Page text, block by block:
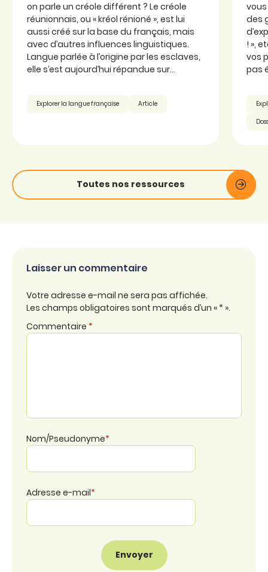
on parle un créole différent ? Le créole
réunionnais, ou « kréol rénioné », est lui
aussi créé sur la base du français, mais
avec d’autres influences linguistiques.
Langue parlée à l’origine par les esclaves,
elle s’est aujourd’hui répandue sur...
Explorer la langue française Article
des
! »,
vos
pas
Toutes nos ressources
Laisser un commentaire
Votre adresse e-mail ne sera pas affichée.
Les champs obligatoires sont marqués d’un « * ».
Commentaire *
Nom/Pseudonyme*
Adresse e-mail*